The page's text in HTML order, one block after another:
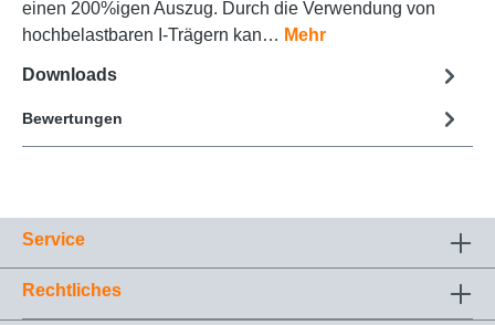
einen 200%igen Auszug. Durch die Verwendung von
hochbelastbaren I-Trägern kan… Mehr
Downloads
Bewertungen
Service
Rechtliches